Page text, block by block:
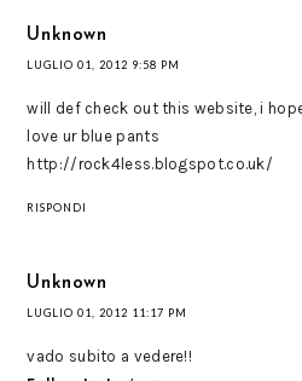
Unknown
LUGLIO 01, 2012 9:58 PM
will def check out this website, i
love ur blue pants
http://rock4less.blogspot.co.uk/
RISPONDI
Unknown
LUGLIO 01, 2012 11:17 PM
vado subito a vedere!!